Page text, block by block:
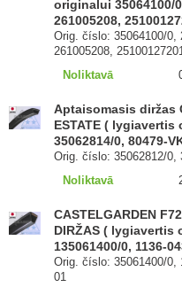
originalui 35064100/
261005208,
Orig. číslo: 35064100/0,
261005208,
Noliktavā
Aptaisomasis diržas
ESTATE ( lygiavertis
35062814/0, 80479-
Orig. číslo: 35062812/0,
Noliktavā
CASTELGARDEN
DIRŽAS ( lygiavertis
135061400/0, 1136-
Orig. číslo: 35061400/0,
01